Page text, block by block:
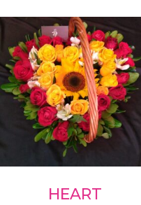
HEART